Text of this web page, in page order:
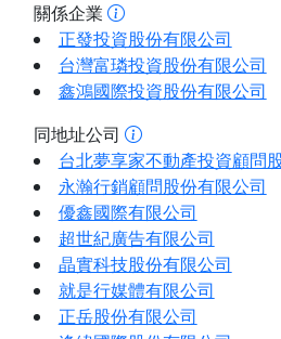
關係企業
正發投資股份有限公司
台灣富璘投資股份有限公司
鑫鴻國際投資股份有限公司
同地址公司
台北夢享家不動產投資顧問
永瀚行銷顧問股份有限公司
優鑫國際有限公司
超世紀廣告有限公司
晶實科技股份有限公司
就是行媒體有限公司
正岳股份有限公司